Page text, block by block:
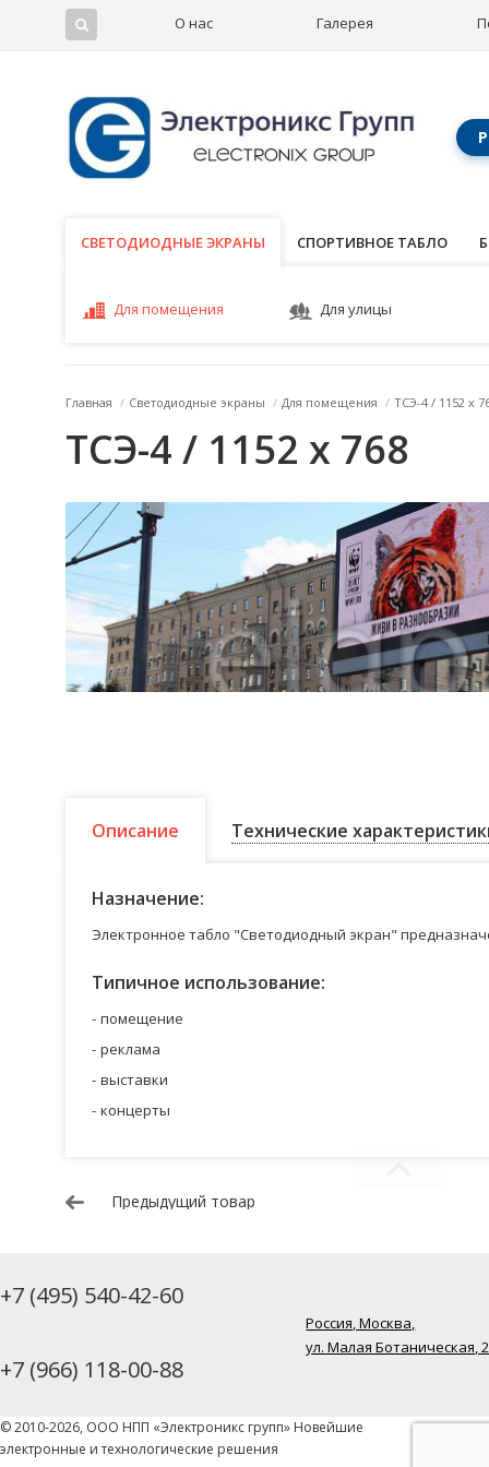
О нас Галерея
СВЕТОДИОДНЫЕ ЭКРАНЫ
СВЕТОДИОДНЫЕ ЭКРАНЫ СПОРТИВНОЕ ТАБЛО
Для помещения Для улицы
Главная / Светодиодные экраны / Для помещения / ТСЭ-4 / 1152 x
ТСЭ-4 / 1152 x 768
Описание Технические
Назначение:
Электронное табло "Светодиодный экран"
Типичное использование:
помещение
реклама
выставки
концерты
Предыдущий товар
+7 (495) 540-42-60
+7 (966) 118-00-88
Россия, Москва,
ул. Малая Ботаническая,
© 2010-2026, ООО НПП «Электроникс групп» Новейшие
электронные и технологические решения